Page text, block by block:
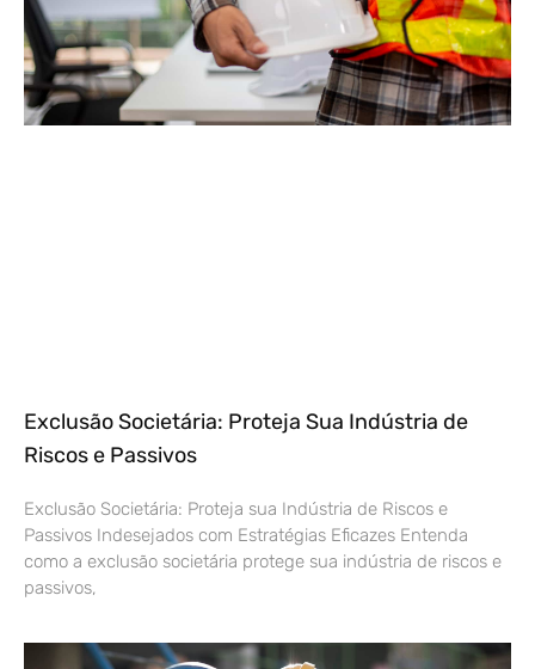
Exclusão Societária: Proteja Sua Indústria de
Riscos e Passivos
Exclusão Societária: Proteja sua Indústria de Riscos e
Passivos Indesejados com Estratégias Eficazes Entenda
como a exclusão societária protege sua indústria de riscos e
passivos,